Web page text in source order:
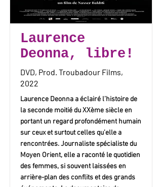
Laurence
Deonna, libre!
DVD, Prod. Troubadour Films,
2022
Laurence Deonna a éclairé l’histoire de
la seconde moitié du XXème siècle en
portant un regard profondément humain
sur ceux et surtout celles qu’elle a
rencontrées. Journaliste spécialiste du
Moyen Orient, elle a raconté le quotidien
des femmes, si souvent laissées en
arrière-plan des conflits et des grands